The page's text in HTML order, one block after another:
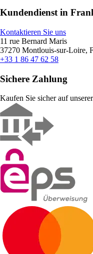
Kundendienst in
Kontaktieren Sie uns
11 rue Bernard Maris
37270 Montlouis-sur-Loire,
+33 1 86 47 62 58
Sichere Zahlung
Kaufen Sie sicher auf